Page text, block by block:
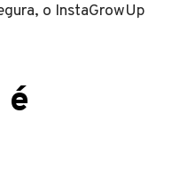
o InstaGrowUp
é